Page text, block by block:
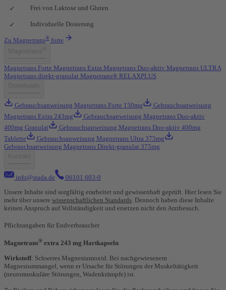
Frei von Laktose und Gluten
Individuelle Dosierung
Zu Magnetrans® forte
Magnetrans Forte Magnetrans Extra Magnetrans Duo-aktiv Magnetrans ULTRA
Magnetrans direkt-granulat Magnetrans® RELAXPLUS
Gebrauchsanweisung Magnetrans Forte 150mg
Gebrauchsanweisung
Magnetrans Extra 243mg
Gebrauchsanweisung Magnetrans Duo-aktiv
400mg Granulat
Gebrauchsanweisung Magnetrans Duo-aktiv 400mg
Tablette
Gebrauchsanweisung Magnetrans Ultra 375mg
Gebrauchsanweisung Magnetrans Direkt-granulat 375mg
info@stada.de
06101 603-0
Unsere Inhalte sind sorgfältig erarbeitet und gewissenhaft geprüft. Hier lesen Sie
mehr über unsere wissenschaftlichen Standards. Dennoch haben diese Inhalte
keinen Anspruch auf Vollständigkeit und ersetzen nicht den Arztbesuch.
Pflichtangaben für Endverbraucher
Magnetrans® extra 243 mg Hartkapseln
Wirkstoff: Schweres Magnesiumoxid. Bei nachgewiesenem
Magnesiummangel, wenn er Ursache für Störungen der Muskeltätigkeit
(neuromuskuläre Störungen, Wadenkrämpfe) ist.